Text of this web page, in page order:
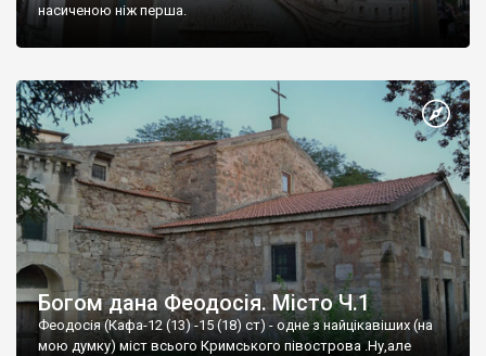
насиченою ніж перша.
Богом дана Феодосія. Місто Ч.1
Феодосія (Кафа-12 (13) -15 (18) ст) - одне з найцікавіших (на
мою думку) міст всього Кримського півострова .Ну,але